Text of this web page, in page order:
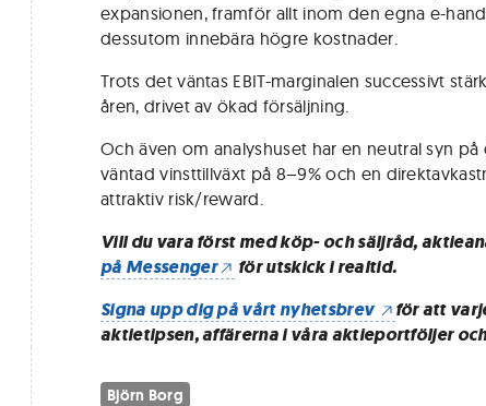
expansionen, framför allt inom den egna e-
dessutom innebära högre kostnader.
Trots det väntas EBIT-marginalen successivt
åren, drivet av ökad försäljning.
Och även om analyshuset har en neutral syn
väntad vinsttillväxt på 8–9% och en
attraktiv risk/reward.
Vill du vara först med köp- och säljråd,
på Messenger
för utskick i realtid.
Signa upp dig på vårt nyhetsbrev
för att
aktietipsen, affärerna i våra aktieportföljer
Björn Borg